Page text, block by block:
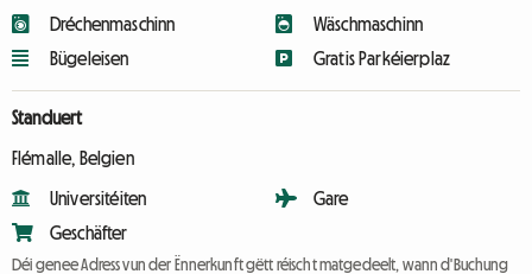
Dréchenmaschinn
Bügeleisen
Wäschmaschinn
Gratis Parkéierplaz
Standuert
Flémalle, Belgien
Universitéiten
Geschäfter
Gare
Déi genee Adress vun der Ënnerkunft gëtt réischt matgedeelt, wann d'Buchung